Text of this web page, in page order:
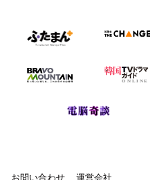
お問い合わせ 運営会社